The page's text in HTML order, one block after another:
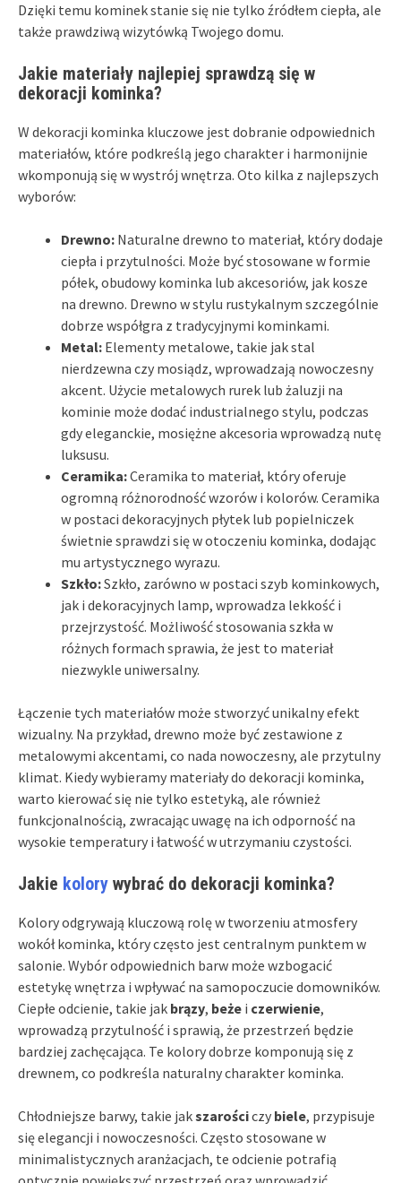
Dzięki temu kominek stanie się nie tylko źródłem ciepła, ale
także prawdziwą wizytówką Twojego domu.
Jakie materiały najlepiej sprawdzą się w
dekoracji kominka?
W dekoracji kominka kluczowe jest dobranie odpowiednich
materiałów, które podkreślą jego charakter i harmonijnie
wkomponują się w wystrój wnętrza. Oto kilka z najlepszych
wyborów:
Drewno: Naturalne drewno to materiał, który dodaje
ciepła i przytulności. Może być stosowane w formie
półek, obudowy kominka lub akcesoriów, jak kosze
na drewno. Drewno w stylu rustykalnym szczególnie
dobrze współgra z tradycyjnymi kominkami.
Metal: Elementy metalowe, takie jak stal
nierdzewna czy mosiądz, wprowadzają nowoczesny
akcent. Użycie metalowych rurek lub żaluzji na
kominie może dodać industrialnego stylu, podczas
gdy eleganckie, mosiężne akcesoria wprowadzą nutę
luksusu.
Ceramika:Ceramika to materiał, który oferuje
ogromną różnorodność wzorów i kolorów. Ceramika
w postaci dekoracyjnych płytek lub popielniczek
świetnie sprawdzi się w otoczeniu kominka, dodając
mu artystycznego wyrazu.
Szkło:Szkło, zarówno w postaci szyb kominkowych,
jak i dekoracyjnych lamp, wprowadza lekkość i
przejrzystość. Możliwość stosowania szkła w
różnych formach sprawia, że jest to materiał
niezwykle uniwersalny.
Łączenie tych materiałów może stworzyć unikalny efekt
wizualny. Na przykład, drewno może być zestawione z
metalowymi akcentami, co nada nowoczesny, ale przytulny
klimat. Kiedy wybieramy materiały do dekoracji kominka,
warto kierować się nie tylko estetyką, ale również
funkcjonalnością, zwracając uwagę na ich odporność na
wysokie temperatury i łatwość w utrzymaniu czystości.
Jakie kolory wybrać do dekoracji kominka?
Kolory odgrywają kluczową rolę w tworzeniu atmosfery
wokół kominka, który często jest centralnym punktem w
salonie. Wybór odpowiednich barw może wzbogacić
estetykę wnętrza i wpływać na samopoczucie domowników.
Ciepłe odcienie, takie jak brązy, beże i czerwienie,
wprowadzą przytulność i sprawią, że przestrzeń będzie
bardziej zachęcająca. Te kolory dobrze komponują się z
drewnem, co podkreśla naturalny charakter kominka.
Chłodniejsze barwy, takie jakszarościczy biele, przypisuje
się elegancji i nowoczesności. Często stosowane w
minimalistycznych aranżacjach, te odcienie potrafią